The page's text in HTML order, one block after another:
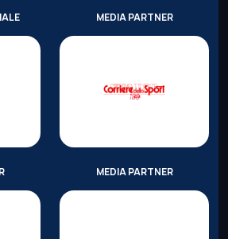
MEDIA PARTNER
MEDIA PARTNER